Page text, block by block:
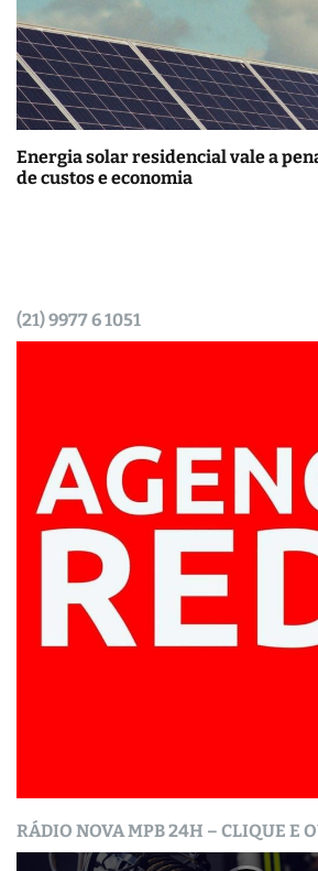
Energia solar residencial vale a
de custos e economia
(21) 9977 6 1051
RÁDIO NOVA MPB 24H – CLIQUE E